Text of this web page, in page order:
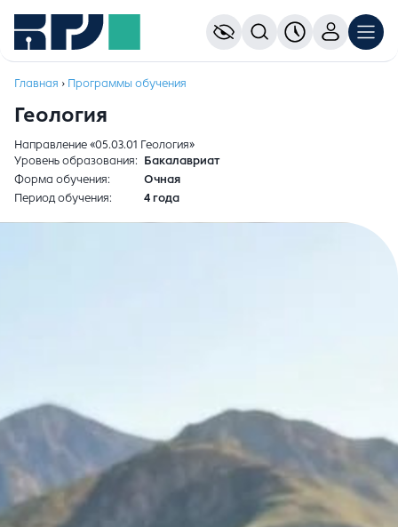
Главная › Программы обучения
Геология
Направление «05.03.01 Геология»
Уровень образования
Бакалавриат
Форма обучения
Очная
Период обучения
4 года